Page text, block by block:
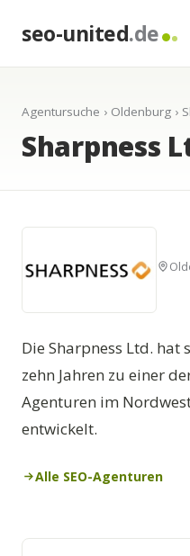
seo-united.de
Agentursuche › Oldenburg ›
Sharpness
Die Sharpness Ltd. hat
zehn Jahren zu einer
Agenturen im
entwickelt.
Alle SEO-Agenturen